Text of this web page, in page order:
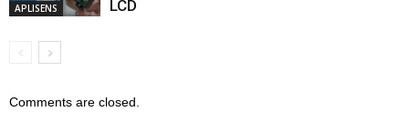
APLISENS LCD
Comments are closed.